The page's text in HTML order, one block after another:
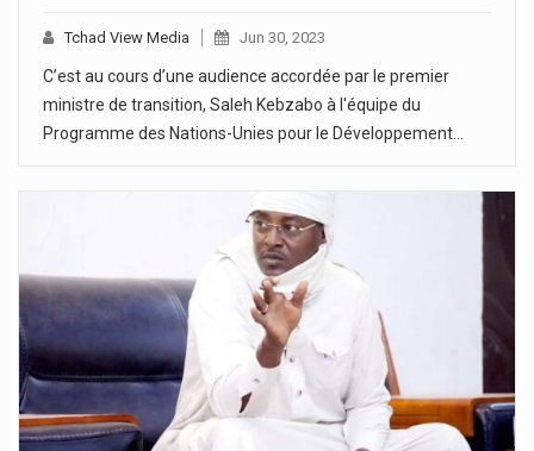
Tchad View Media Jun 30, 2023
C’est au cours d’une audience accordée par le premier
ministre de transition, Saleh Kebzabo à l'équipe du
Programme des Nations-Unies pour le Développement…